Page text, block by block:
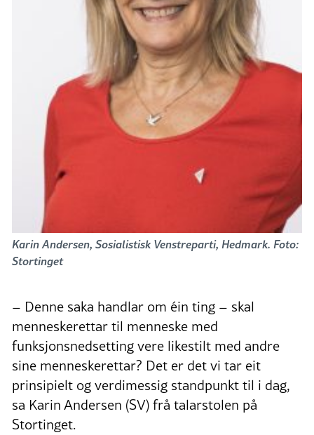
Karin Andersen, Sosialistisk Venstreparti, Hedmark. Foto:
Stortinget
– Denne saka handlar om éin ting – skal
menneskerettar til menneske med
funksjonsnedsetting vere likestilt med andre
sine menneskerettar? Det er det vi tar eit
prinsipielt og verdimessig standpunkt til i dag,
sa Karin Andersen (SV) frå talarstolen på
Stortinget.